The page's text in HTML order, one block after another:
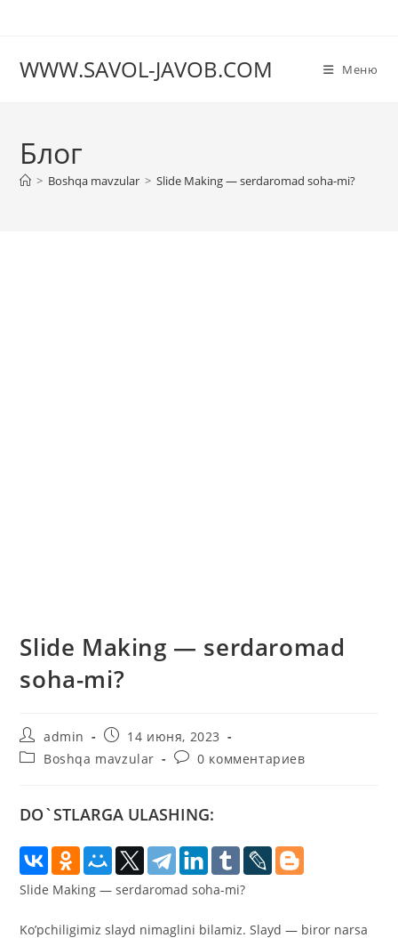
WWW.SAVOL-JAVOB.COM Меню
Блог
> Boshqa mavzular > Slide Making — serdaromad soha-mi?
Slide Making — serdaromad
soha-mi?
Автор
записи:
admin
Запись
опубликована:
14 июня, 2023
РубрикаBoshqa mavzular
Комментарии
0 комментариев
DO`STLARGA ULASHING:
Slide Making — serdaromad soha-mi?
Ko’pchiligimiz slayd nimaglini bilamiz. Slayd — biror narsa